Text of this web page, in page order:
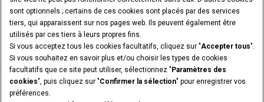
VOULEZ-VOUS DEVENIR CONCESSIONNAIRE?
SOUMETTEZ VOTRE DEMANDE
Annonces légales
sont optionnels ; certains de ces cookies sont placés par des services
tiers, qui apparaissent sur nos pages web. Ils peuvent également être
utilisés par ces tiers à leurs propres fins.
Si vous acceptez tous les cookies facultatifs, cliquez sur "Accepter tous".
Si vous souhaitez en savoir plus et/ou choisir les types de cookies
facultatifs que ce site peut utiliser, sélectionnez " Paramètres des
cookies", puis cliquez sur "Confirmer la sélection" pour enregistrer vos
préférences.